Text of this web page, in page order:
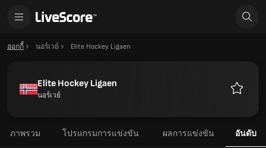
ฮอกกี้ นอร์เวย์ Elite Hockey Ligaen
Elite Hockey Ligaen
นอร์เวย์
ภาพรวม โปรแกรมการแข่งขัน ผลการแข่งขัน อันดับ